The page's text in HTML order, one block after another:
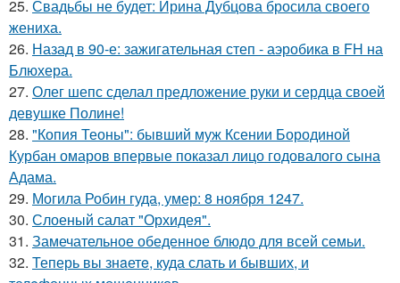
25. Свадьбы не будет: Ирина Дубцова бросила своего
жениха.
26. Назад в 90-е: зажигательная степ - аэробика в FH на
Блюхера.
27. Олег шепс сделал предложение руки и сердца своей
девушке Полине!
28. "Копия Теоны": бывший муж Ксении Бородиной
Курбан омаров впервые показал лицо годовалого сына
Адама.
29. Могила Робин гуда, умер: 8 ноября 1247.
30. Слоеный салат "Орхидея".
31. Замечательное обеденное блюдо для всей семьи.
32. Теперь вы знaетe, куда слать и бывших, и